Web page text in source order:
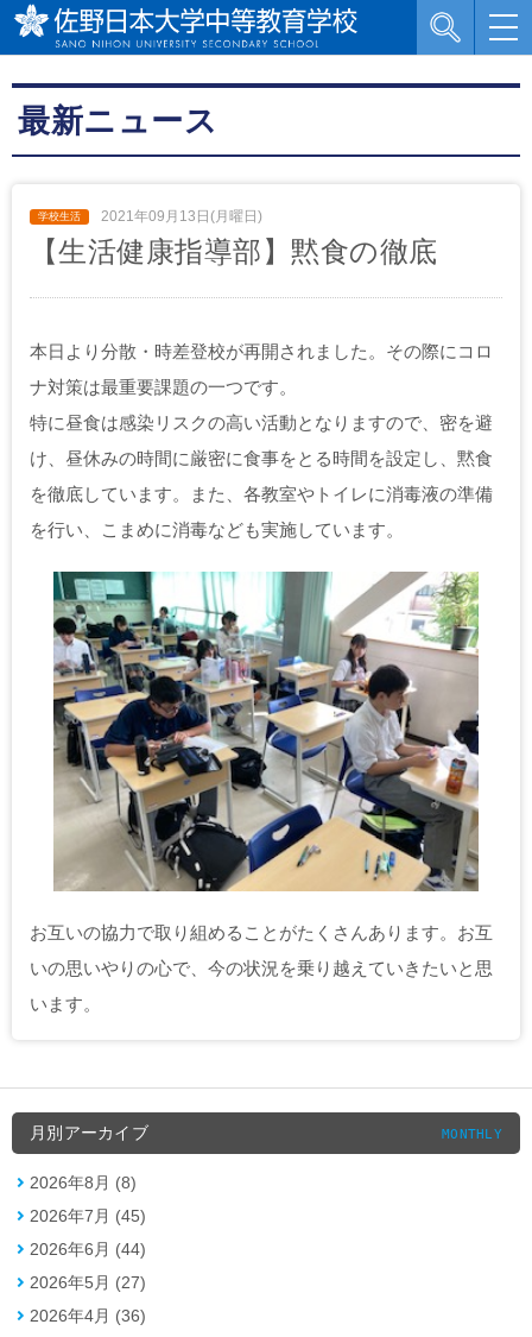
最新ニュース
2021年09月13日(月曜日)
【生活健康指導部】黙食の徹底
本日より分散・時差登校が再開されました。その際にコロ
ナ対策は最重要課題の一つです。
特に昼食は感染リスクの高い活動となりますので、密を避
け、昼休みの時間に厳密に食事をとる時間を設定し、黙食
を徹底しています。また、各教室やトイレに消毒液の準備
を行い、こまめに消毒なども実施しています。
お互いの協力で取り組めることがたくさんあります。お互
いの思いやりの心で、今の状況を乗り越えていきたいと思
います。
月別アーカイブ MONTHLY
2026年8月 (8)
2026年7月 (45)
2026年6月 (44)
2026年5月 (27)
2026年4月 (36)